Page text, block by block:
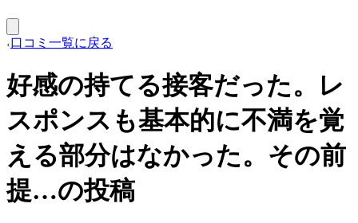
口コミ一覧に戻る
好感の持てる接客だった。レ
スポンスも基本的に不満を覚
える部分はなかった。その前
提…の投稿